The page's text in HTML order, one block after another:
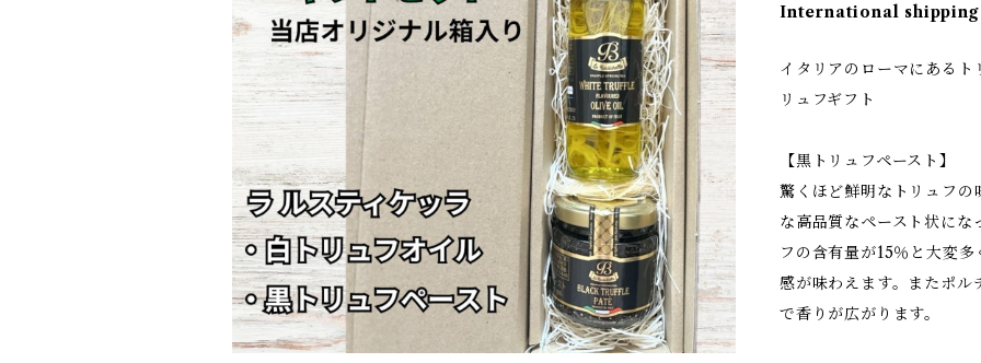
International
イタリアのローマにある
リュフギフト
【黒トリュフペースト】
驚くほど鮮明なトリュフ
な高品質なペースト状にな
フの含有量が15％と大変
感が味わえます。またポル
で香りが広がります。